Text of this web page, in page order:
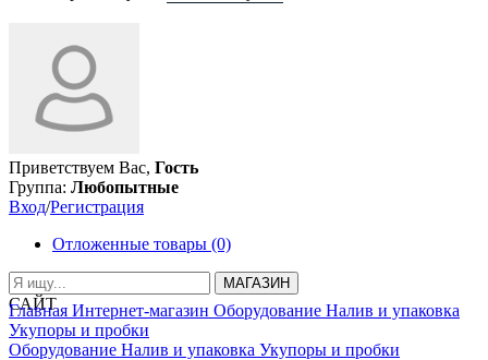
Приветствуем Вас, Гость
Группа: Любопытные
Вход/Регистрация
Отложенные товары (0)
МАГАЗИН
САЙТ
Главная Интернет-магазин Оборудование Налив и упаковка
Укупоры и пробки
Оборудование Налив и упаковка Укупоры и пробки